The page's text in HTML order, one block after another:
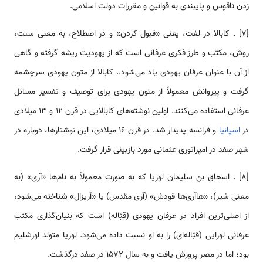
زدن ناقوس و پایبندی به قوانین و مقررات دولت اسلامی.
[7] . کابالا در لغت، یعنی «قبول کردن» و در اصطلاح، به معنی سنت،
روش، مکتب و طرز فکری عرفانی ‌‌‌است که از یهودیت ریشه گرفته و گاهی
از آن با عنوان عرفان یهودی یاد ‌‌‌‌‌‌‌‌‌‌می‌شود.. کابالا از متون یهودی سرچشمه
گرفت و پیروانش معمولاً از متون یهودی برای توصیف و تفسیر مسائل
عرفانی ‌‌‌استفاده ‌‌‌‌‌‌‌‌‌‌می‌کنند. اولین نوشته­‌‌‌‌‌‌‌‌‌‌های کابالایی در قرن ۱۲ و ۱۳ میلادی
دراسپانیا
و فرانسه پدیدار شد. در قرن ۱۶ میلادی، این نوشتار‌‌‌‌‌‌‌‌‌‌ها، دوباره در
شهر صفد در امپراتوری عثمانی مورد بازبینی قرار گرفت.
[8] . اسحاق بن سلیمان لوریا که به صورت معمولاً به نام­‌‌‌‌‌‌‌‌‌‌ها «آری» (به
معنی شیر)، «‌‌‌‌‌‌‌‌‌‌هاآری‌‌‌‌‌‌‌‌‌‌‌ها قودش» (آری مقدس) یا «آریزال» شناخته ‌‌‌‌‌‌‌‌‌‌می‌شود،
از اصلی‌‌‌‌‌‌‌‌‌‌‌‌ترین افراد در عرفان یهودی (قبّاله) ‌‌‌است که بنیان‌گذاری مکتب
عرفانی لورایی (قبّاله‌ای) را به او نسبت داده ‌‌‌‌‌‌‌‌‌‌می‌شود. لوریا متولد اورشلیم
بود؛ اما در مصر پرورش یافت و به سال ۱۵۷۲ در صفد درگذشت.